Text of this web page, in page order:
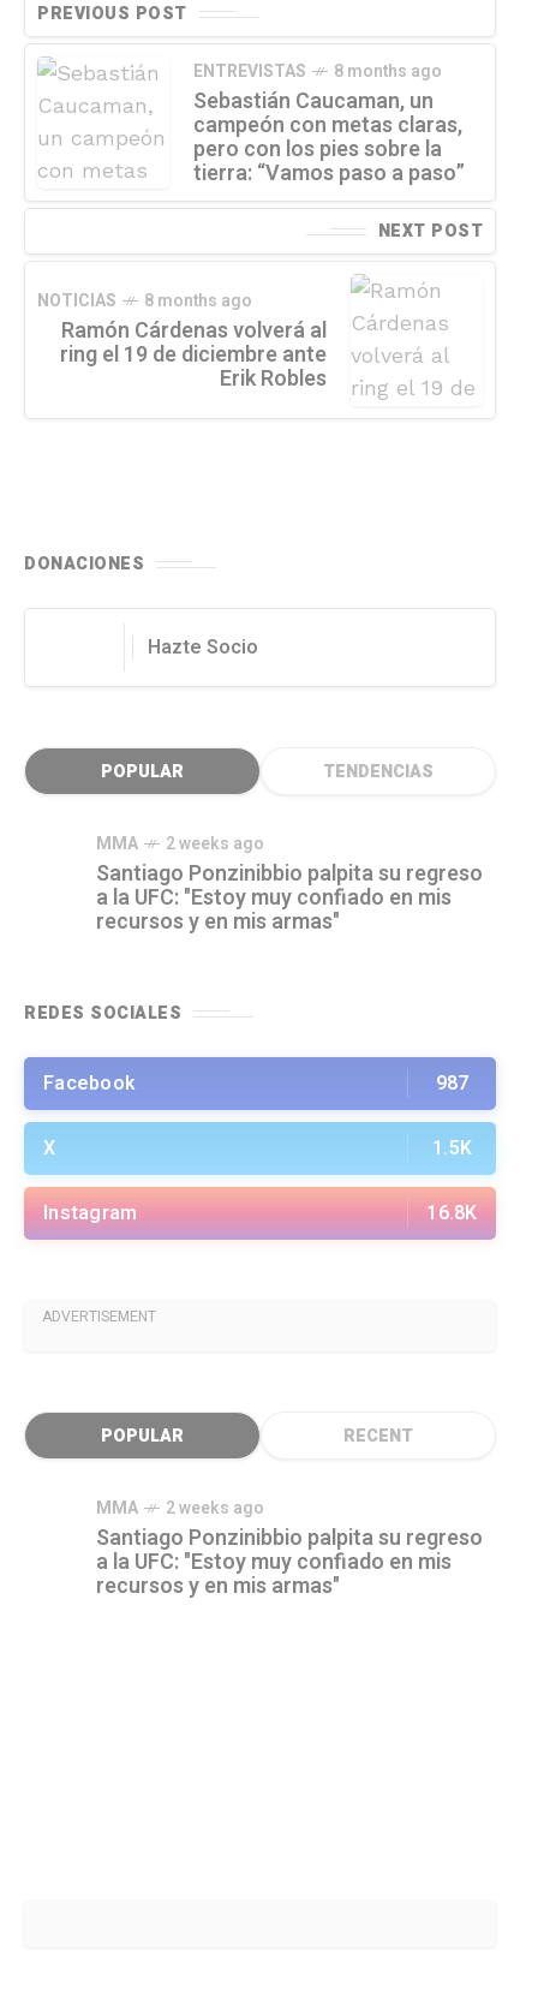
PREVIOUS POST
ENTREVISTAS 8 months ago
Sebastián Caucaman, un
campeón con metas claras,
pero con los pies sobre la
tierra: “Vamos paso a paso”
NEXT POST
NOTICIAS 8 months ago
Ramón Cárdenas volverá al
ring el 19 de diciembre ante
Erik Robles
DONACIONES
Hazte Socio
POPULAR TENDENCIAS
MMA 2 weeks ago
Santiago Ponzinibbio palpita su regreso
a la UFC: "Estoy muy confiado en mis
recursos y en mis armas"
REDES SOCIALES
Facebook 987
X 1.5K
Instagram 16.8K
ADVERTISEMENT
POPULAR RECENT
MMA 2 weeks ago
Santiago Ponzinibbio palpita su regreso
a la UFC: "Estoy muy confiado en mis
recursos y en mis armas"